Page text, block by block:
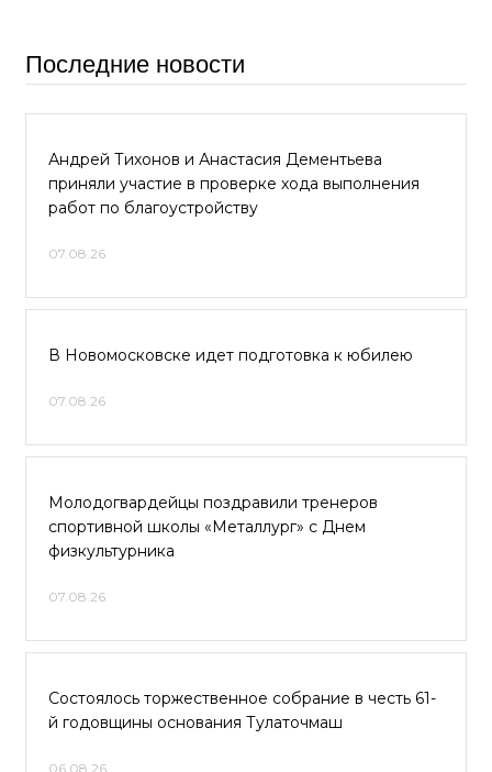
Последние новости
Андрей Тихонов и Анастасия Дементьева
приняли участие в проверке хода выполнения
работ по благоустройству
07.08.26
В Новомосковске идет подготовка к юбилею
07.08.26
Молодогвардейцы поздравили тренеров
спортивной школы «Металлург» с Днем
физкультурника
07.08.26
Состоялось торжественное собрание в честь 61-
й годовщины основания Тулаточмаш
06.08.26